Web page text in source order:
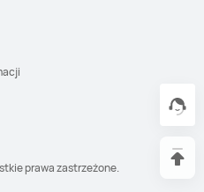
prawa zastrzeżone.